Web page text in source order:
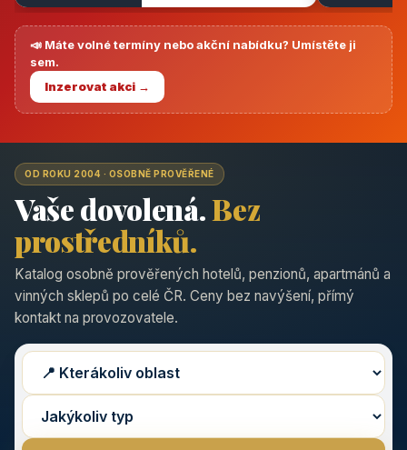
📣 Máte volné termíny nebo akční nabídku? Umístěte ji
sem.
Inzerovat akci →
OD ROKU 2004 · OSOBNĚ PROVĚŘENÉ
Vaše dovolená.Bez
prostředníků.
Katalog osobně prověřených hotelů, penzionů, apartmánů a
vinných sklepů po celé ČR. Ceny bez navýšení, přímý
kontakt na provozovatele.